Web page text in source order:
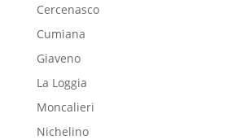
Cercenasco
Cumiana
Giaveno
La Loggia
Moncalieri
Nichelino